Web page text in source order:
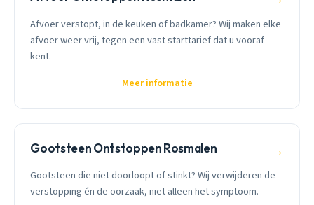
Afvoer verstopt, in de keuken of badkamer? Wij maken elke
afvoer weer vrij, tegen een vast starttarief dat u vooraf
kent.
Meer informatie
Gootsteen Ontstoppen Rosmalen →
Gootsteen die niet doorloopt of stinkt? Wij verwijderen de
verstopping én de oorzaak, niet alleen het symptoom.